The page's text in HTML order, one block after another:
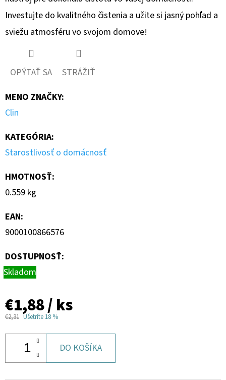
Investujte do kvalitného čistenia a užite si jasný pohľad a
sviežu atmosféru vo svojom domove!
OPÝTAŤ SA
STRÁŽIŤ
MENO ZNAČKY:
Clin
KATEGÓRIA:
Starostlivosť o domácnosť
HMOTNOSŤ:
0.559 kg
EAN:
9000100866576
DOSTUPNOSŤ:
Skladom
€1,88/ ks
€2,31 Ušetríte 18 %
DO KOŠÍKA